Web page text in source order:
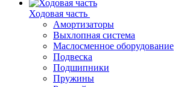
Ходовая часть
Амортизаторы
Выхлопная система
Маслосменное оборудование
Подвеска
Подшипники
Пружины